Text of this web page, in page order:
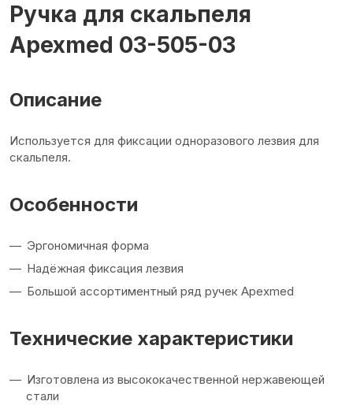
Ручка для скальпеля
Apexmed 03-505-03
Описание
Используется для фиксации одноразового лезвия для
скальпеля.
Особенности
Эргономичная форма
Надёжная фиксация лезвия
Большой ассортиментный ряд ручек Apexmed
Технические характеристики
Изготовлена из высококачественной нержавеющей
стали